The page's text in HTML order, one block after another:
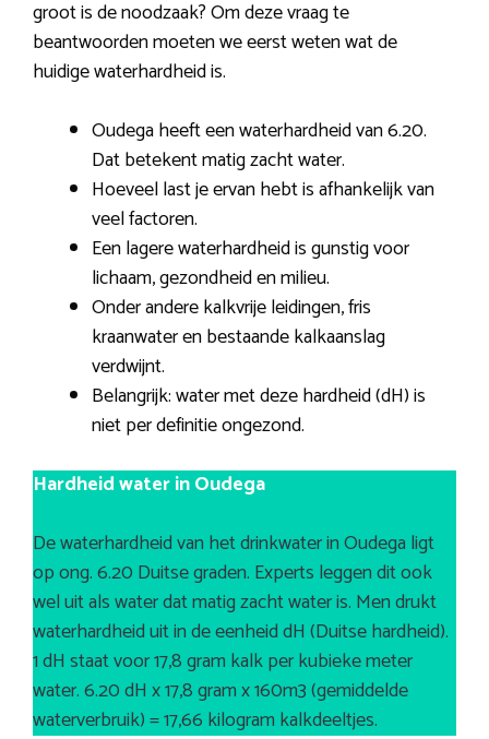
groot is de noodzaak? Om deze vraag te
beantwoorden moeten we eerst weten wat de
huidige waterhardheid is.
Oudega heeft een waterhardheid van 6.20.
Dat betekent matig zacht water.
Hoeveel last je ervan hebt is afhankelijk van
veel factoren.
Een lagere waterhardheid is gunstig voor
lichaam, gezondheid en milieu.
Onder andere kalkvrije leidingen, fris
kraanwater en bestaande kalkaanslag
verdwijnt.
Belangrijk: water met deze hardheid (dH) is
niet per definitie ongezond.
Hardheid water in Oudega
De waterhardheid van het drinkwater in Oudega ligt
op ong. 6.20 Duitse graden. Experts leggen dit ook
wel uit als water dat matig zacht water is. Men drukt
waterhardheid uit in de eenheid dH (Duitse hardheid).
1 dH staat voor 17,8 gram kalk per kubieke meter
water. 6.20 dH x 17,8 gram x 160m3 (gemiddelde
waterverbruik) = 17,66 kilogram kalkdeeltjes.